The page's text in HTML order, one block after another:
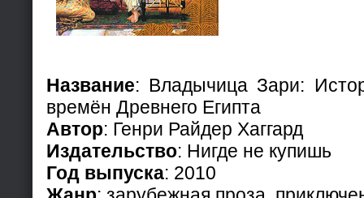
Название: Владычица Зари:
времён Древнего Египта
Автор: Генри Райдер Хаггард
Издательство: Нигде не купишь
Год выпуска: 2010